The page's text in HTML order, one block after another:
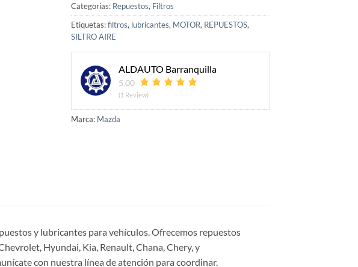
Categorías: Repuestos, Filtros
Etiquetas:filtros, lubricantes, MOTOR, REPUESTOS,
SILTRO AIRE
ALDAUTO Barranquilla
5.00
(1 Review)
Marca: Mazda
y lubricantes para vehículos. Ofrecemos repuestos
Hyundai, Kia, Renault, Chana, Chery, y
con nuestra línea de atención para coordinar.